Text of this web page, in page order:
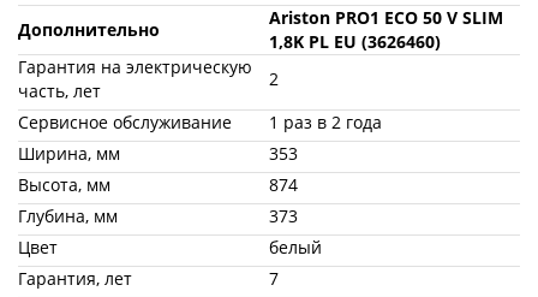
Дополнительно
Ariston PRO1 ECO 50 V SLIM
1,8K PL EU (3626460)
Гарантия на электрическую
часть, лет
2
Сервисное обслуживание
1 раз в 2 года
Ширина, мм
353
Высота, мм
874
Глубина, мм
373
Цвет
белый
Гарантия, лет
7